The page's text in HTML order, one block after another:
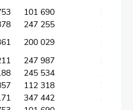
101 690
117,8
247 255
114,8
200 029
110,7
247 987
111,8
245 534
121,0
112 318
113,8
347 442
128,2